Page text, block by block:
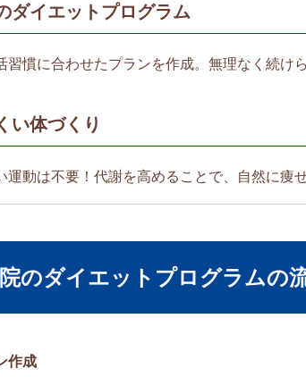
ダイエットプログラム
習慣に合わせたプランを作成。無理なく続け
い体づくり
動は不要！代謝を高めることで、自然に痩
のダイエットプログラムの
作成